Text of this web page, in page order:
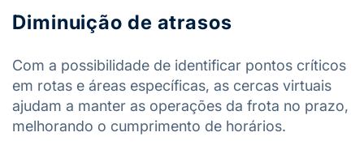
Diminuição de atrasos
Com a possibilidade de identificar pontos críticos
em rotas e áreas específicas, as cercas virtuais
ajudam a manter as operações da frota no prazo,
melhorando o cumprimento de horários.